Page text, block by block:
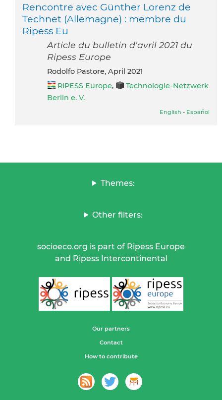
Rencontre avec Günther Lorenz de
Technet (Allemagne) : membre du
Ripess Eu
Article du bulletin d’avril 2021 du
Ripess Europe
Rodolfo Pastore, April 2021
RIPESS Europe,
Technologie-Netzwerk
Berlin e. V.
English - Español
Themes:
Other filters:
socioeco.org is part of Ripess Europe
and Ripess Intercontinental
Our partners
Contact
How to contribute